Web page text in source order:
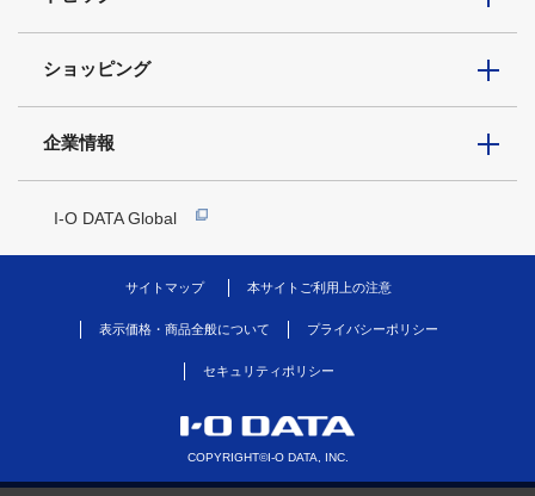
ショッピング
企業情報
I-O DATA Global
サイトマップ 本サイトご利用上の注意
表示価格・商品全般について プライバシーポリシー
セキュリティポリシー
COPYRIGHT©I-O DATA, INC.